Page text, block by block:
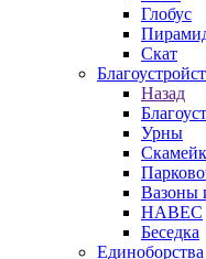
Глобус
Скат
Назад
Урны
Вазоны
НАВЕС
Беседка
Единоборства